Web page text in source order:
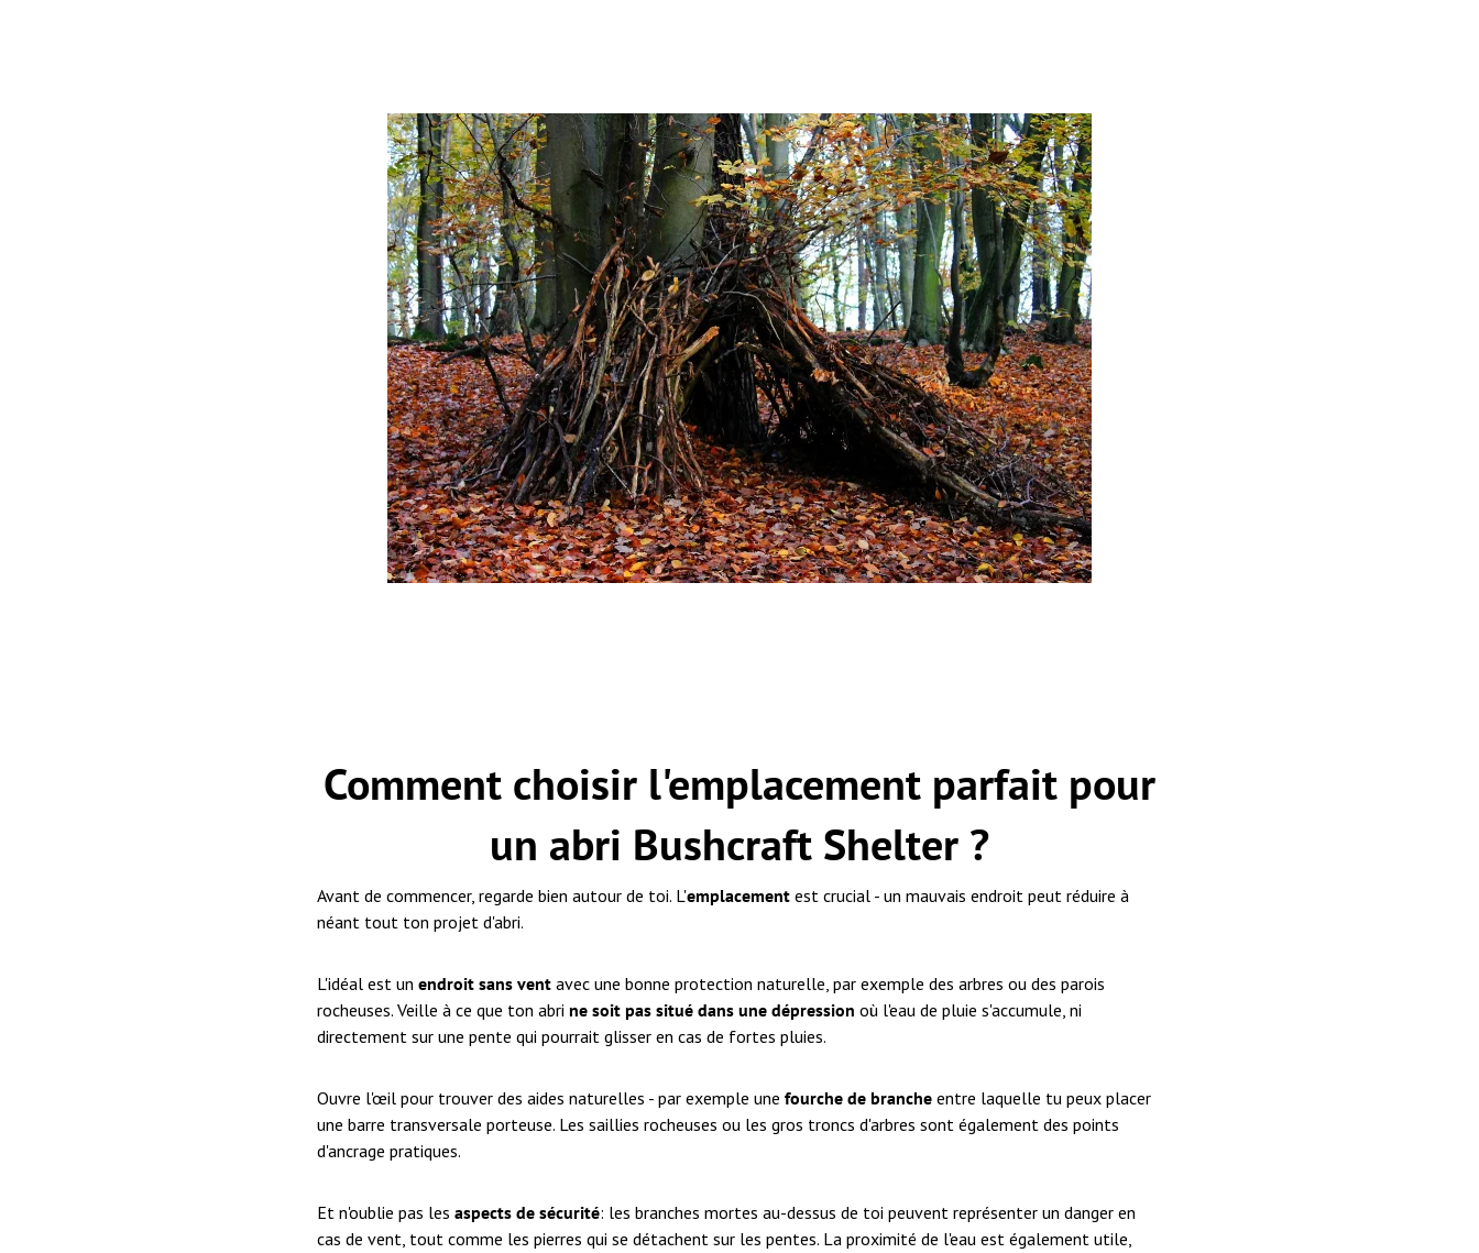
Comment choisir l'emplacement parfait pour
un abri Bushcraft Shelter ?
Avant de commencer, regarde bien autour de toi. L'emplacement est crucial - un mauvais endroit peut réduire à
néant tout ton projet d'abri.
L'idéal est un endroit sans vent avec une bonne protection naturelle, par exemple des arbres ou des parois
rocheuses. Veille à ce que ton abri ne soit pas situé dans une dépression où l'eau de pluie s'accumule, ni
directement sur une pente qui pourrait glisser en cas de fortes pluies.
Ouvre l'œil pour trouver des aides naturelles - par exemple une fourche de branche entre laquelle tu peux placer
une barre transversale porteuse. Les saillies rocheuses ou les gros troncs d'arbres sont également des points
d'ancrage pratiques.
Et n'oublie pas les aspects de sécurité: les branches mortes au-dessus de toi peuvent représenter un danger en
cas de vent, tout comme les pierres qui se détachent sur les pentes. La proximité de l'eau est également utile,